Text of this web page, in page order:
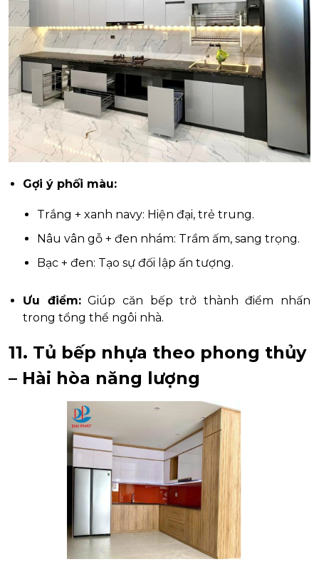
Gợi ý phối màu:
Trắng + xanh navy: Hiện đại, trẻ trung.
Nâu vân gỗ + đen nhám: Trầm ấm, sang trọng.
Bạc + đen: Tạo sự đối lập ấn tượng.
Ưu điểm:Giúp căn bếp trở thành điểm nhấn
trong tổng thể ngôi nhà.
11. Tủ bếp nhựa theo phong thủy
– Hài hòa năng lượng